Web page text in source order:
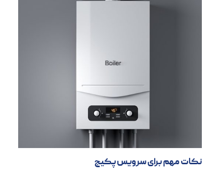
نکات مهم برای سرویس پکیج